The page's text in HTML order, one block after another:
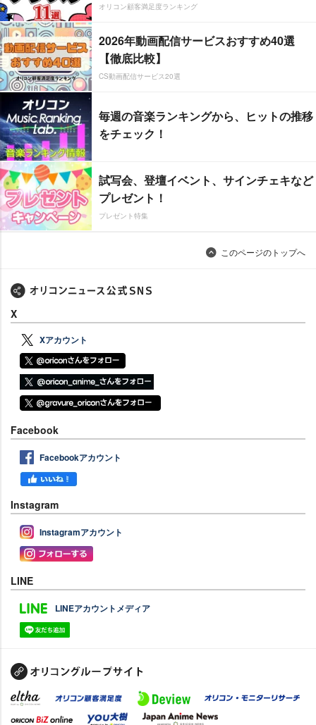
オリコン顧客満足度ランキング
2026年動画配信サービスおすすめ40選
【徹底比較】
CS動画配信サービス20選
毎週の音楽ランキングから、ヒットの推移
をチェック！
試写会、登壇イベント、サインチェキなど
プレゼント！
プレゼント特集
このページのトップへ
X
Xアカウント
Facebook
Facebookアカウント
Instagram
Instagramアカウント
LINE
LINEアカウントメディア